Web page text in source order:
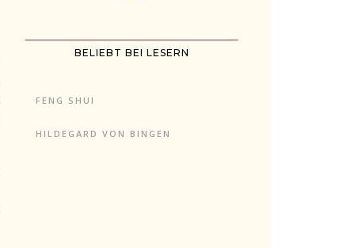
BELIEBT BEI LESERN
FENG SHUI
HILDEGARD VON BINGEN